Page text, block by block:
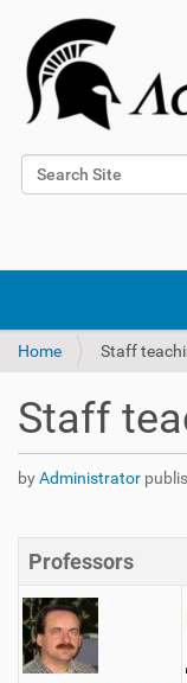
Search Site
v
Home Staff
Staff
byAdministrator
Professors